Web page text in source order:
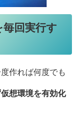
回実行す
度作れば何度でも
想環境を有効化